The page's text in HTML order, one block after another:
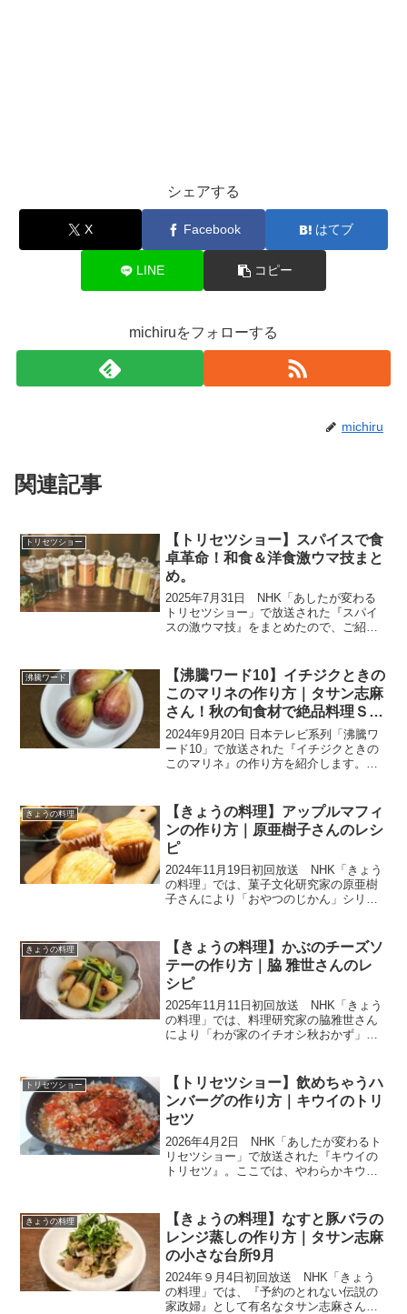
シェアする
X Facebook はてブ
LINE コピー
michiruをフォローする
michiru
関連記事
トリセツショー
【トリセツショー】スパイスで食
卓革命！和食＆洋食激ウマ技まと
め。
2025年7月31日 NHK「あしたが変わる
トリセツショー」で放送された『スパイ
スの激ウマ技』をまとめたので、ご紹介
す超お得技連発です。煮物やしょうが焼
きを極上にする新...
沸騰ワード
【沸騰ワード10】イチジクときの
このマリネの作り方｜タサン志麻
さん！秋の旬食材で絶品料理ＳＰ
(9月20日）
2024年9月20日 日本テレビ系列「沸騰ワ
ード10」で放送された『イチジクときの
このマリネ』の作り方を紹介します。こ
作る秋の旬食材で絶品料理のレシピで
す。今回も次々と...
きょうの料理
【きょうの料理】アップルマフィ
ンの作り方｜原亜樹子さんのレシ
ピ
2024年11月19日初回放送 NHK「きょう
の料理」では、菓子文化研究家の原亜樹
子さんにより「おやつのじかん」シリー
は、おおざっぱにつくって大丈夫な『ア
ップルマフィン...
きょうの料理
【きょうの料理】かぶのチーズソ
テーの作り方｜脇 雅世さんのレ
シピ
2025年11月11日初回放送 NHK「きょう
の料理」では、料理研究家の脇雅世さん
により「わが家のイチオシ秋おかず」が
らしのシンプルな食事を実践中の脇さん
から、長年作り...
トリセツショー
【トリセツショー】飲めちゃうハ
ンバーグの作り方｜キウイのトリ
セツ
2026年4月2日 NHK「あしたが変わるト
リセツショー」で放送された『キウイの
トリセツ』。ここでは、やわらかキウイ
と作り方をまとめたので、ぜひ参考にな
さってください。...
きょうの料理
【きょうの料理】なすと豚バラの
レンジ蒸しの作り方｜タサン志麻
の小さな台所9月
2024年９月4日初回放送 NHK「きょう
の料理」では、『予約のとれない伝説の
家政婦』として有名なタサン志麻さんに